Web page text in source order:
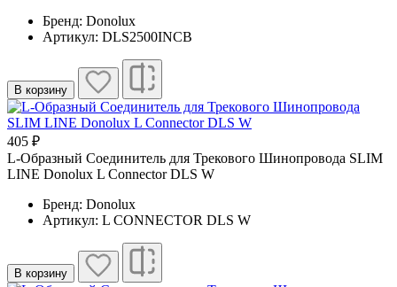
Бренд: Donolux
Артикул: DLS2500INCB
В корзину
405 ₽
L-Образный Соединитель для Трекового Шинопровода SLIM
LINE Donolux L Connector DLS W
Бренд: Donolux
Артикул: L CONNECTOR DLS W
В корзину